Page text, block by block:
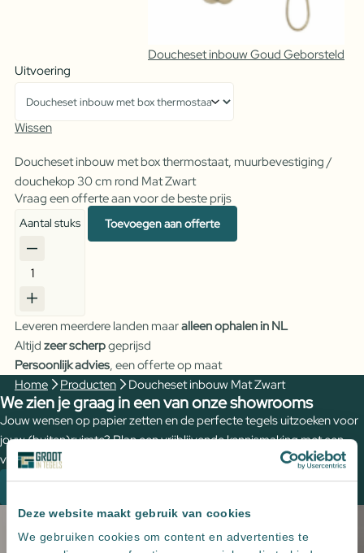
Deze website maakt gebruik van cookies
We gebruiken cookies om content en advertenties te
Doucheset inbouw Goud Geborsteld
Uitvoering
Wissen
Doucheset inbouw met box thermostaat, muurbevestiging /
douchekop 30 cm rond Mat Zwart
Vraag een offerte aan voor de beste prijs
Doucheset
inbouw
Zwart
aantal
Aantal stuks Toevoegen aan offerte
Leveren meerdere landen maaralleen ophalen in NL
Altijd zeer scherpgeprijsd
Persoonlijk advies, een offerte op maat
Home
Producten Doucheset inbouw Mat Zwart
We zien je graag in een van onze showrooms
Jouw wensen op papier zetten en de perfecte tegels uitzoeken voor
jouw (buiten)ruimte? Plan een vrijblijvende kennismaking met een
van onze adviseurs om de mogelijkheden te bespreken.